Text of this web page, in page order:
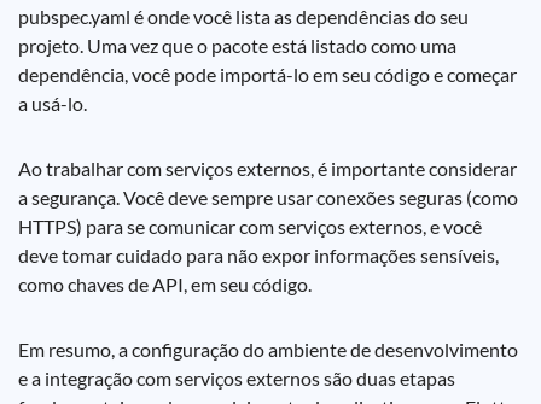
pubspec.yaml é onde você lista as dependências do seu
projeto. Uma vez que o pacote está listado como uma
dependência, você pode importá-lo em seu código e começar
a usá-lo.
Ao trabalhar com serviços externos, é importante considerar
a segurança. Você deve sempre usar conexões seguras (como
HTTPS) para se comunicar com serviços externos, e você
deve tomar cuidado para não expor informações sensíveis,
como chaves de API, em seu código.
Em resumo, a configuração do ambiente de desenvolvimento
e a integração com serviços externos são duas etapas